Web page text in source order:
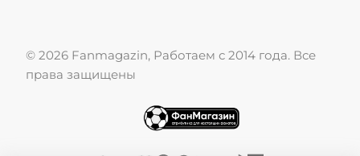
Публичная оферта
© 2026 Fanmagazin, Работаем с 2014 года. Все
права защищены